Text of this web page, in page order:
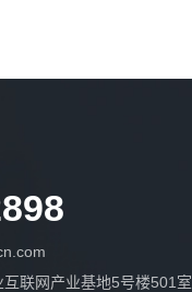
联网产业基地5号楼501室